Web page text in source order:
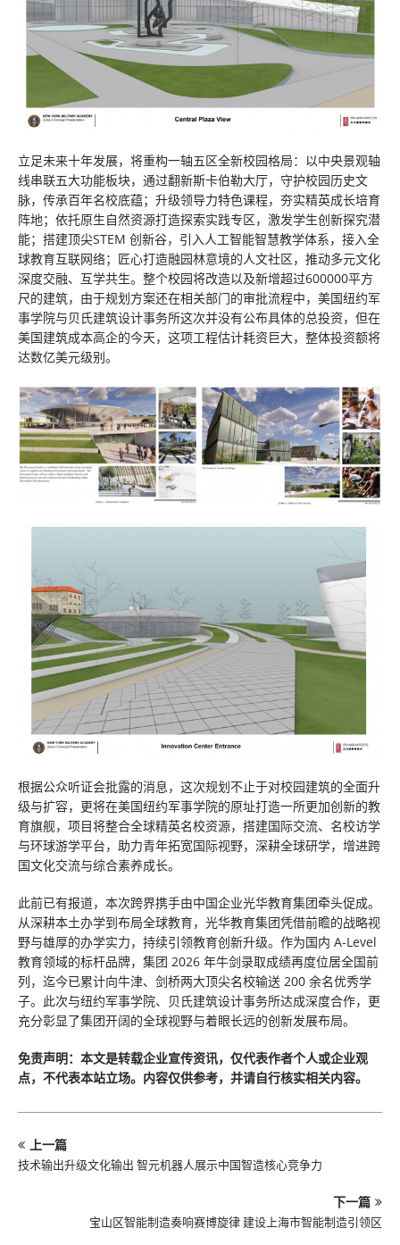
立足未来十年发展，将重构一轴五区全新校园格局：以中央景观轴
线串联五大功能板块，通过翻新斯卡伯勒大厅，守护校园历史文
脉，传承百年名校底蕴；升级领导力特色课程，夯实精英成长培育
阵地；依托原生自然资源打造探索实践专区，激发学生创新探究潜
能；搭建顶尖STEM 创新谷，引入人工智能智慧教学体系，接入全
球教育互联网络；匠心打造融园林意境的人文社区，推动多元文化
深度交融、互学共生。整个校园将改造以及新增超过600000平方
尺的建筑，由于规划方案还在相关部门的审批流程中，美国纽约军
事学院与贝氏建筑设计事务所这次并没有公布具体的总投资，但在
美国建筑成本高企的今天，这项工程估计耗资巨大，整体投资额将
达数亿美元级别。
根据公众听证会批露的消息，这次规划不止于对校园建筑的全面升
级与扩容，更将在美国纽约军事学院的原址打造一所更加创新的教
育旗舰，项目将整合全球精英名校资源，搭建国际交流、名校访学
与环球游学平台，助力青年拓宽国际视野，深耕全球研学，增进跨
国文化交流与综合素养成长。
此前已有报道，本次跨界携手由中国企业光华教育集团牵头促成。
从深耕本土办学到布局全球教育，光华教育集团凭借前瞻的战略视
野与雄厚的办学实力，持续引领教育创新升级。作为国内 A-Level
教育领域的标杆品牌，集团 2026 年牛剑录取成绩再度位居全国前
列，迄今已累计向牛津、剑桥两大顶尖名校输送 200 余名优秀学
子。此次与纽约军事学院、贝氏建筑设计事务所达成深度合作，更
充分彰显了集团开阔的全球视野与着眼长远的创新发展布局。
免责声明：本文是转载企业宣传资讯，仅代表作者个人或企业观
点，不代表本站立场。内容仅供参考，并请自行核实相关内容。
上一篇
技术输出升级文化输出 智元机器人展示中国智造核心竞争力
下一篇
宝山区智能制造奏响赛博旋律 建设上海市智能制造引领区